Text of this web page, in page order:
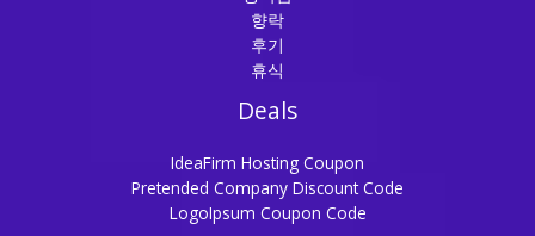
향락
후기
휴식
Deals
IdeaFirm Hosting Coupon
Pretended Company Discount Code
LogoIpsum Coupon Code